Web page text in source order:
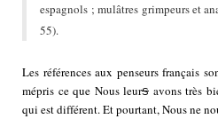
espagnols ; mulâtres grimpeurs et
55).
Les références aux penseurs français
mépris ce que Nous leurs avons très
qui est différent. Et pourtant, Nous ne